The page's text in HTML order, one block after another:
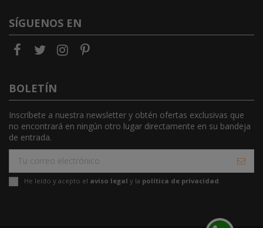
SÍGUENOS EN
BOLETÍN
Inscríbete a nuestra newsletter y obtén ofertas exclusivas que
no encontrará en ningún otro lugar directamente en su bandeja
de entrada.
He leído y acepto el aviso legal y la política de privacidad